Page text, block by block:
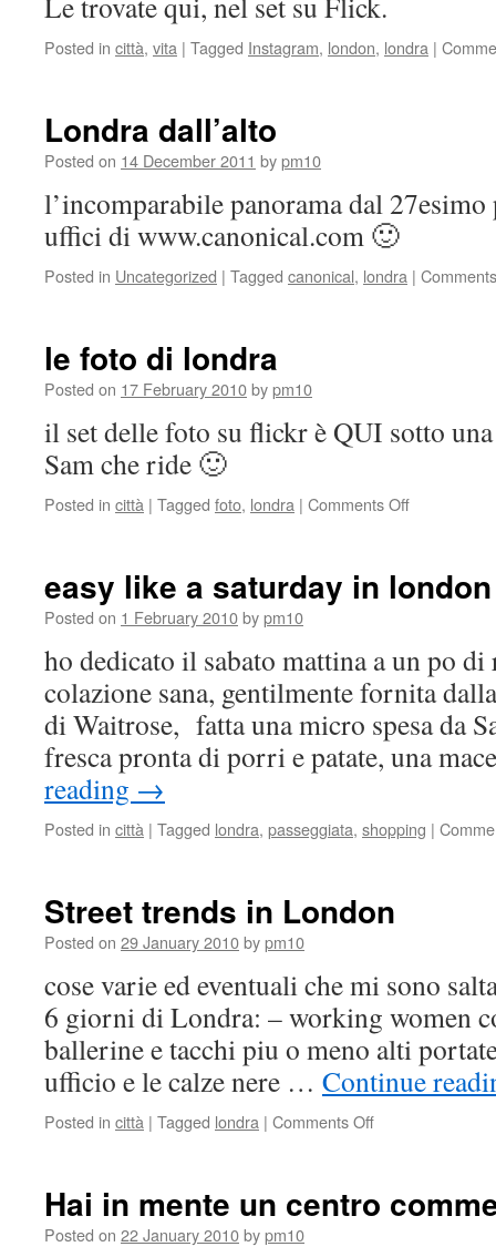
Posted in città, vita | Tagged Instagram, london, londra |
Londra dall’alto
Posted on 14 December 2011 bypm10
l’incomparabile panorama dal
uffici di www.canonical.com 🙂
Posted in Uncategorized | Tagged canonical, londra |
le foto di londra
Posted on 17 February 2010bypm10
il set delle foto su flickr è QUI sotto
Sam che ride 🙂
Posted in città | Tagged foto, londra | Comments Off
londra
easy like a saturday in london
Posted on 1 February 2010bypm10
ho dedicato il sabato mattina a un po di
colazione sana, gentilmente fornita
di Waitrose, fatta una micro spesa da
fresca pronta di porri e patate, una
reading →
Posted in città | Tagged londra, passeggiata, shopping |
Street trends in London
Posted on 29 January 2010bypm10
cose varie ed eventuali che mi sono
6 giorni di Londra: – working women
ballerine e tacchi piu o meno alti
ufficio e le calze nere … Continue
Posted in città | Tagged londra | Comments Off
London
Hai in mente un centro
Posted on 22 January 2010bypm10